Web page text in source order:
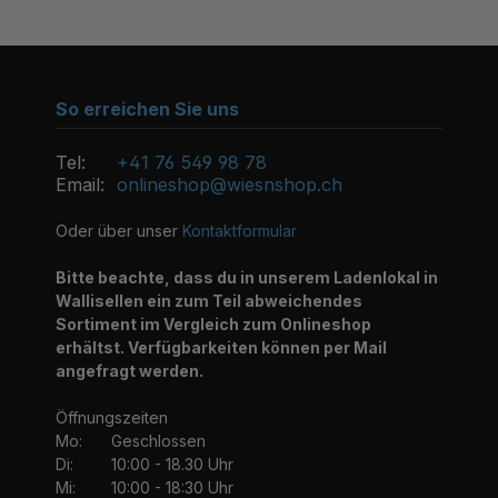
So erreichen Sie uns
Tel:
+41 76 549 98 78
Email: onlineshop@wiesnshop.ch
Oder über unser Kontaktformular
Bitte beachte, dass du in unserem Ladenlokal in
Wallisellen ein zum Teil abweichendes
Sortiment im Vergleich zum Onlineshop
erhältst. Verfügbarkeiten können per Mail
angefragt werden.
Öffnungszeiten
Mo:
Geschlossen
Di:
10:00 - 18.30 Uhr
Mi:
10:00 - 18:30 Uhr